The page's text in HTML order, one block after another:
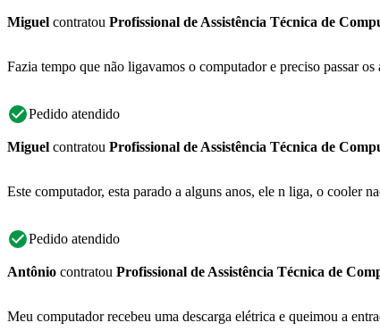
Miguel contratou Profissional de Assistência Técnica de
Fazia tempo que não ligavamos o computador e preciso passar
Pedido atendido
Miguel contratou Profissional de Assistência Técnica de
Este computador, esta parado a alguns anos, ele n liga, o cooler
Pedido atendido
Antônio contratou Profissional de Assistência Técnica de
Meu computador recebeu uma descarga elétrica e queimou a